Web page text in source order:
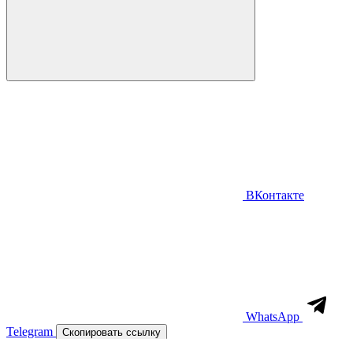
ВКонтакте
WhatsApp
Telegram
Скопировать ссылку